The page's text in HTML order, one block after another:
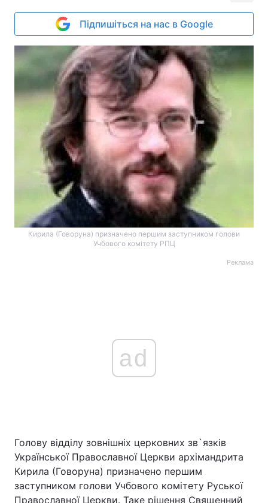
Підпишіться на нас в Google
Кирила (Говоруна) призначено першим заступником голови
Учбового комітету РПЦ
Реклама
ad
Голову відділу зовнішніх церковних зв`язків
Української Православної Церкви архімандрита
Кирила (Говоруна) призначено першим
заступником голови Учбового комітету Руської
Православної Церкви. Таке рішення Священний